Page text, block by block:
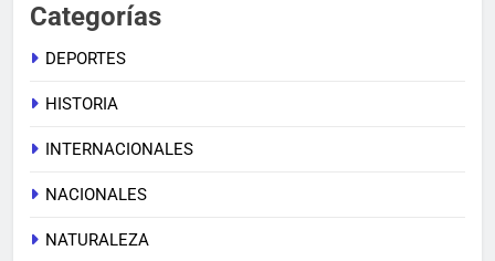
Categorías
DEPORTES
HISTORIA
INTERNACIONALES
NACIONALES
NATURALEZA